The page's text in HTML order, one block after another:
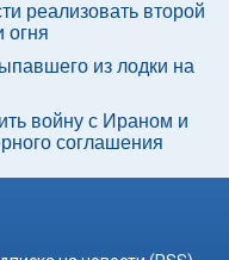
реализовать второй
огня
из лодки на
войну с Ираном и
соглашения